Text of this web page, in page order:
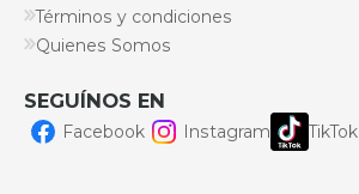
Términos y condiciones
Quienes Somos
SEGUÍNOS EN
Facebook Instagram TikTok